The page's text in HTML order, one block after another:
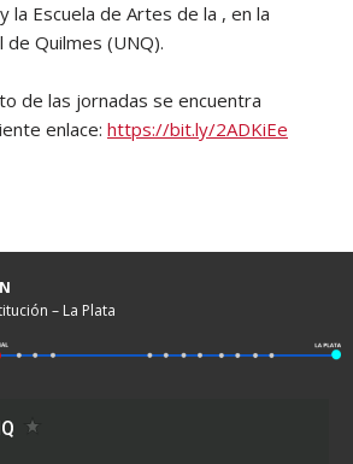
la Escuela de Artes de la , en la
de Quilmes (UNQ).
de las jornadas se encuentra
enlace: https://bit.ly/2ADKiEe
– La Plata